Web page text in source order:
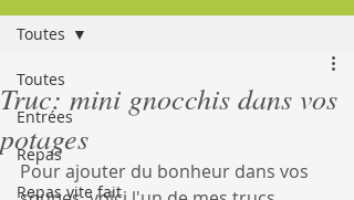
Toutes
Entrées
Repas
Repas vite fait
Toutes
Truc: mini gnocchis dans vos
potages
Pour ajouter du bonheur dans vos